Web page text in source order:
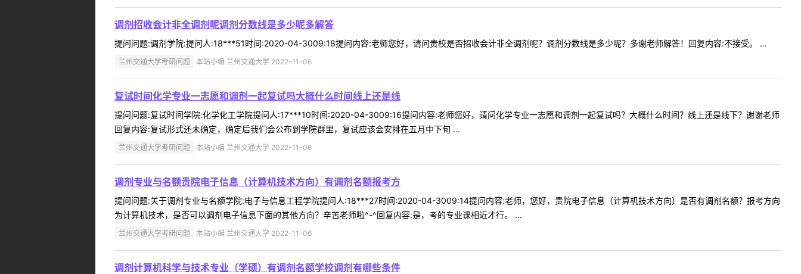
调剂招收会计非全调剂呢调剂分数线是多少呢多解答
提问问题:调剂学院:提问人:18***51时间:2020-04-3009:18提问内容:老师您好，请问贵校是否招收会计非全调剂呢？调剂分数线是多少呢？多谢老师解答！回复内容:不接受。 ...
兰州交通大学考研问题 本站小编 兰州交通大学 2022-11-06
复试时间化学专业一志愿和调剂一起复试吗大概什么时间线上还是线
提问问题:复试时间学院:化学化工学院提问人:17***10时间:2020-04-3009:16提问内容:老师您好，请问化学专业一志愿和调剂一起复试吗？大概什么时间？线上还是线下？谢谢老师
回复内容:复试形式还未确定，确定后我们会公布到学院群里，复试应该会安排在五月中下旬 ...
兰州交通大学考研问题 本站小编 兰州交通大学 2022-11-06
调剂专业与名额贵院电子信息（计算机技术方向）有调剂名额报考方
提问问题:关于调剂专业与名额学院:电子与信息工程学院提问人:18***27时间:2020-04-3009:14提问内容:老师，您好，贵院电子信息（计算机技术方向）是否有调剂名额？报考方向
为计算机技术，是否可以调剂电子信息下面的其他方向？辛苦老师啦^-^回复内容:是，考的专业课相近才行。 ...
兰州交通大学考研问题 本站小编 兰州交通大学 2022-11-06
调剂计算机科学与技术专业（学硕）有调剂名额学校调剂有哪些条件